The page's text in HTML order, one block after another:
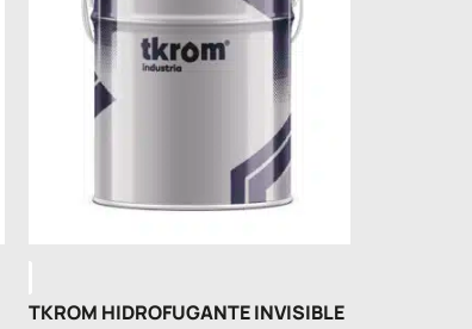
TKROM HIDROFUGANTE INVISIBLE